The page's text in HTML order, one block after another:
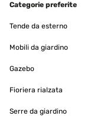
Categorie preferite
Tende da esterno
Mobili da giardino
Gazebo
Fioriera rialzata
Serre da giardino